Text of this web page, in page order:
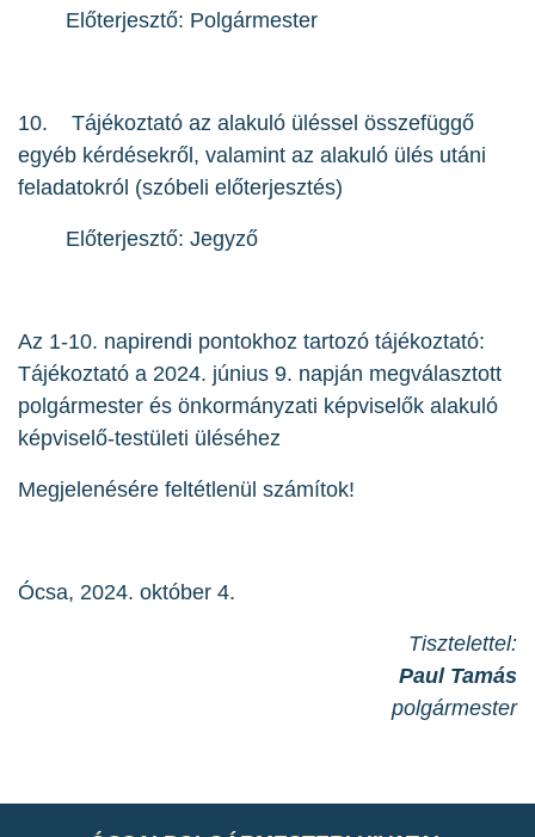
Előterjesztő: Polgármester
10. Tájékoztató az alakuló üléssel összefüggő
egyéb kérdésekről, valamint az alakuló ülés utáni
feladatokról (szóbeli előterjesztés)
Előterjesztő: Jegyző
Az 1-10. napirendi pontokhoz tartozó tájékoztató:
Tájékoztató a 2024. június 9. napján megválasztott
polgármester és önkormányzati képviselők alakuló
képviselő-testületi üléséhez
Megjelenésére feltétlenül számítok!
Ócsa, 2024. október 4.
Tisztelettel:
Paul Tamás
polgármester